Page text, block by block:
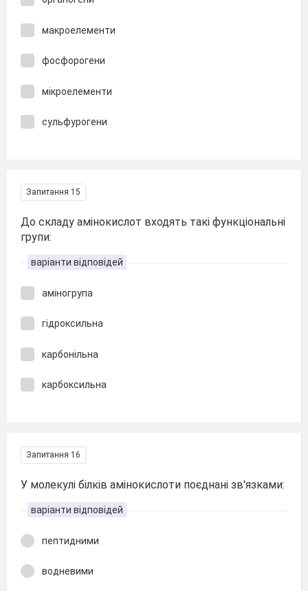
макроелементи
фосфорогени
мікроелементи
сульфурогени
Запитання 15
До складу амінокислот входять такі функціональні
групи:
варіанти відповідей
аміногрупа
гідроксильна
карбонільна
карбоксильна
Запитання 16
У молекулі білків амінокислоти поєднані зв'язками:
варіанти відповідей
пептидними
водневими